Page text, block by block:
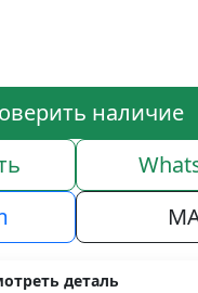
наличие
деталь